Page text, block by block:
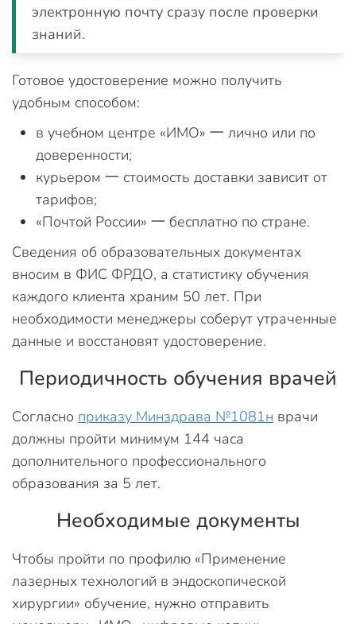
электронную почту сразу после проверки
знаний.
Готовое удостоверение можно получить
удобным способом:
в учебном центре «ИМО» 一 лично или по
доверенности;
курьером 一 стоимость доставки зависит от
тарифов;
«Почтой России» 一 бесплатно по стране.
Сведения об образовательных документах
вносим в ФИС ФРДО, а статистику обучения
каждого клиента храним 50 лет. При
необходимости менеджеры соберут утраченные
данные и восстановят удостоверение.
Периодичность обучения врачей
Согласно приказу Минздрава №1081н врачи
должны пройти минимум 144 часа
дополнительного профессионального
образования за 5 лет.
Необходимые документы
Чтобы пройти по профилю «Применение
лазерных технологий в эндоскопической
хирургии» обучение, нужно отправить